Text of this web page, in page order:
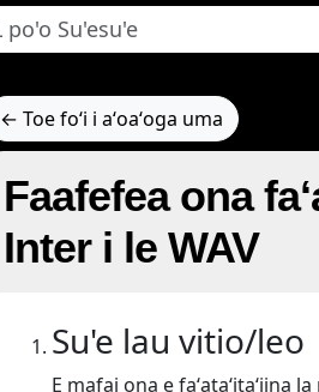
← Toe foʻi i aʻoaʻoga uma
Faafefea ona
Inter i le WAV
Su'e lau vitio/leo
E mafai ona e faʻataʻitaʻiina